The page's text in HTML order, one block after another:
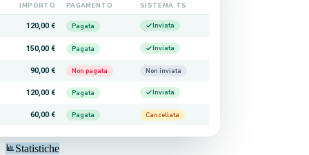
IMPORTO PAGAMENTO SISTEMA TS
120,00 € Pagata Inviata
150,00 € Pagata Inviata
90,00 € Non pagata Non inviata
120,00 € Pagata Inviata
60,00 € Pagata Cancellata
Statistiche